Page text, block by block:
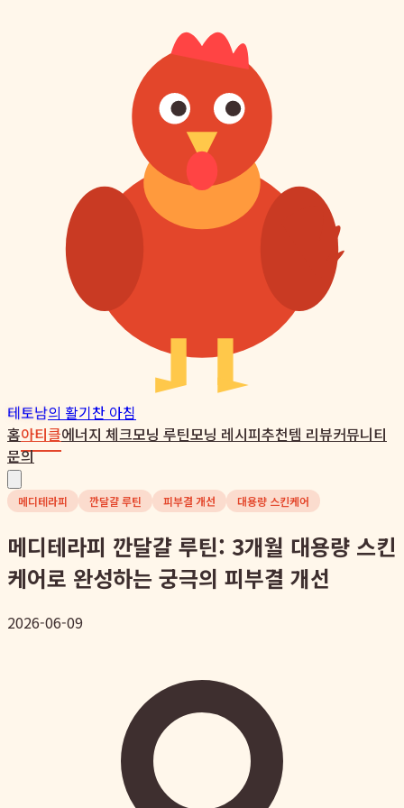
테토남의 활기찬 아침
홈아티클에너지 체크모닝 루틴모닝 레시피추천템 리뷰커뮤니티
문의
메디테라피 깐달걀 루틴 피부결 개선 대용량 스킨케어
메디테라피 깐달걀 루틴: 3개월 대용량 스킨
케어로 완성하는 궁극의 피부결 개선
2026-06-09